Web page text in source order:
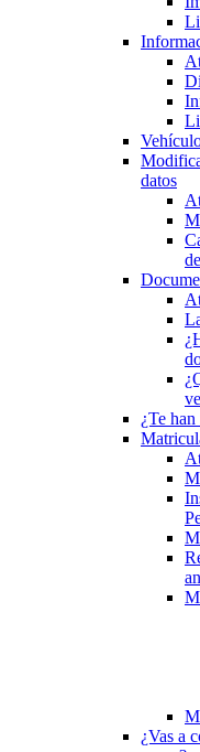
datos
¿Te
¿Vas a